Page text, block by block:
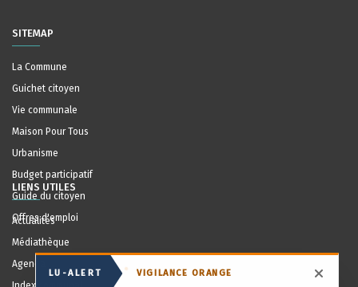
LU-ALERT VIGILANCE ORANGE
SITEMAP
La Commune
Guichet citoyen
Vie communale
Maison Pour Tous
Urbanisme
Budget participatif
Guide du citoyen
Offres d'emploi
LIENS UTILES
Actualités
Médiathèque
Agenda